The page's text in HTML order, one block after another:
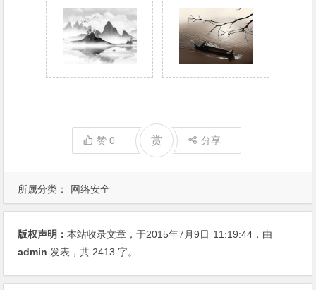
所属分类： 网络安全
赞0 赏 分享
版权声明：本站收录文章，于2015年7月9日 11:19:44 ，由
admin 发表，共 2413 字。